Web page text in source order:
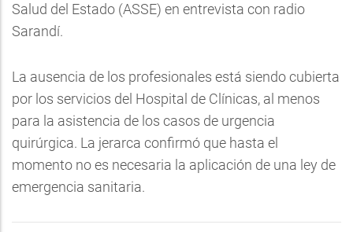
Salud del Estado (ASSE) en entrevista con radio
Sarandí.
La ausencia de los profesionales está siendo cubierta
por los servicios del Hospital de Clínicas, al menos
para la asistencia de los casos de urgencia
quirúrgica. La jerarca confirmó que hasta el
momento no es necesaria la aplicación de una ley de
emergencia sanitaria.